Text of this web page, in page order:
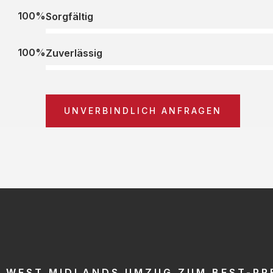
Sorgfältig
100%
Zuverlässig
100%
UNVERBINDLICH ANFRAGEN